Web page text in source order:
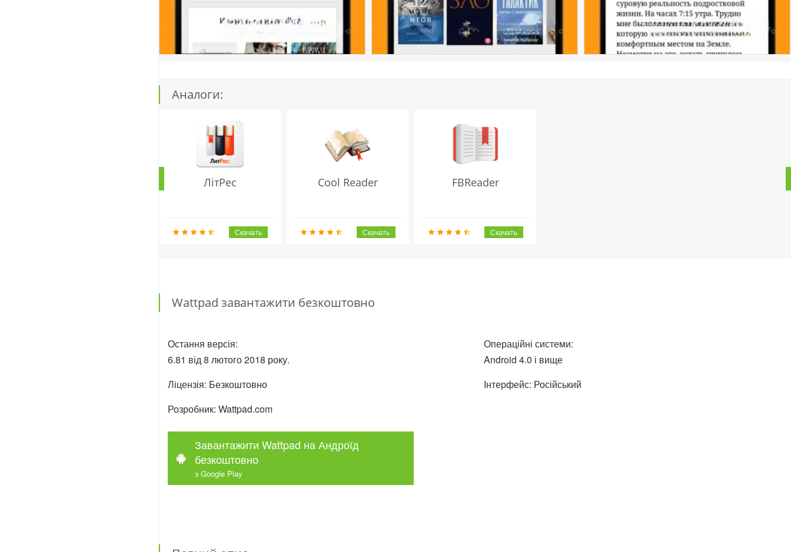
Аналоги:
ЛітРес Cool Reader FBReader
Wattpad завантажити безкоштовно
Остання версія:
6.81 від 8 лютого 2018 року.
Ліцензія: Безкоштовно
Розробник: Wattpad.com
Операційні системи:
Android 4.0 і вище
Інтерфейс: Російський
Завантажити Wattpad на Андроїд
безкоштовно
з Google Play